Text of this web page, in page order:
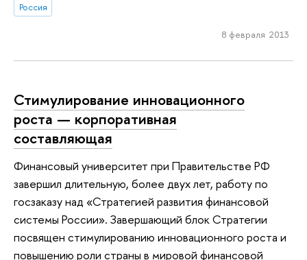
Россия
8 февраля 2013
Стимулирование инновационного
роста — корпоративная
составляющая
Финансовый университет при Правительстве РФ
завершил длительную, более двух лет, работу по
госзаказу над «Стратегией развития финансовой
системы России». Завершающий блок Стратегии
посвящен стимулированию инновационного роста и
повышению роли страны в мировой финансовой